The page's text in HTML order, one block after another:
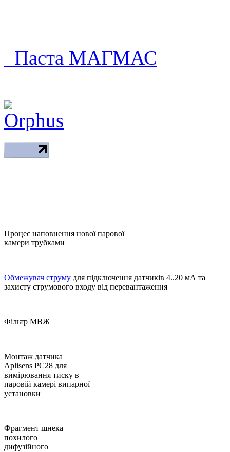
Паста МАГМАС
Процес наповнення нової парової
камери трубками
Обмежувач струму для підключення датчиків 4..20 мА та
захисту струмового входу від перевантаження
Фільтр МВЖ
Монтаж датчика
Аplisens PC28 для
вимірювання тиску в
паровій камері випарної
установки
Фрагмент шнека
похилого
дифузійного